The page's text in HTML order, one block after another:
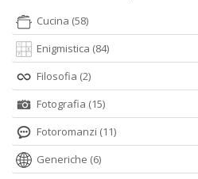
Cucina (58)
Enigmistica (84)
Filosofia (2)
Fotografia (15)
Fotoromanzi (11)
Generiche (6)